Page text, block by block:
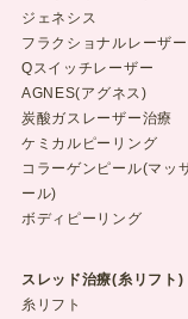
ジェネシス
フラクショナルレーザー
Qスイッチレーザー
AGNES(アグネス)
炭酸ガスレーザー治療
ケミカルピーリング
コラーゲンピール(マッ
ール)
ボディピーリング
スレッド治療(糸リフト)
糸リフト